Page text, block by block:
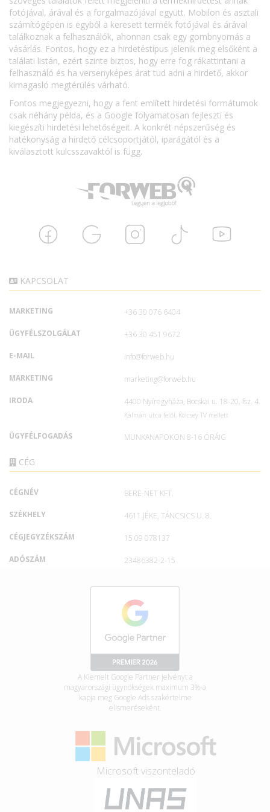
fotójával, árával és a forgalmazójával együtt. Mobilon és asztali
számítógépen is egyből a keresett termék fotójával és árával
találkoznak a felhasználók, ahonnan csak egy gombnyomás a
vásárlás. Fontos, hogy ez a hirdetéstípus jelenik meg elsőként a
találati listán, ezért szinte biztos, hogy erre fog rákattintani a
felhasználó és ha versenyképes árat tud adni a hirdető, akkor
kimagasló megtérülés várható.
Fontos megjegyezni, hogy a fent említett hirdetési formátumok
csak néhány példa, és a Google folyamatosan fejleszti és
kiegészíti hirdetési lehetőségeit. A konkrét népszerűség és
hatékonyság a hirdető célcsoportjától, iparágától és a
kiválasztott kulcsszavaktól is függ.
KAPCSOLAT
MARKETING +36 30 076 6404
ÜGYFÉLSZOLGÁLAT +36 30 451 9672
E-MAIL info@forweb.hu
MARKETING marketing@forweb.hu
IRODA 4400 Nyíregyháza, Bocskai u. 18-20. fsz. 4.
Kálmán utca felől, Kölcsey TV mellett
ÜGYFÉLFOGADÁS MUNKANAPOKON 8-16 ÓRÁIG
CÉG
CÉGNÉV BERE-NET KFT.
SZÉKHELY 4611 JÉKE, TÁNCSICS U. 8.
CÉGJEGYZÉKSZÁM 15 09 078137
ADÓSZÁM 23486382-2-15
A Kiemelt Google Partner jelvényt a
magyarországi ügynökségek maximum 3%-a
kapja meg Google Ads szakértelme
elismeréseként.
Microsoft viszonteladó